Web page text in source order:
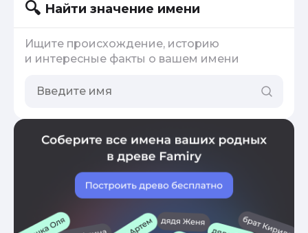
Найти значение имени
Ищите происхождение, историю
и интересные факты о вашем имени